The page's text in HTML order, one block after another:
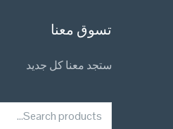
تسوق معنا
ستجد معنا كل جديد